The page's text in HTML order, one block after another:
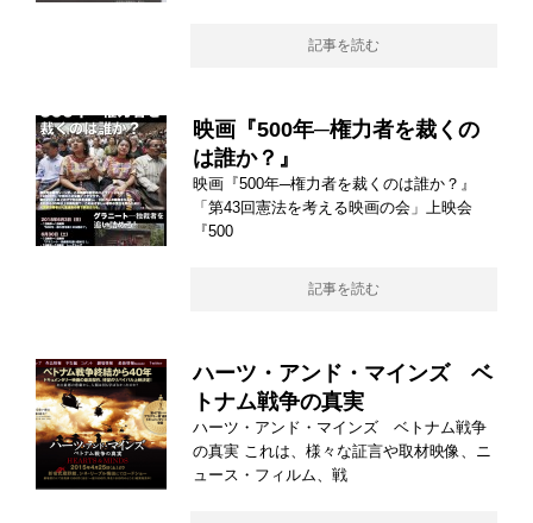
記事を読む
映画『500年─権力者を裁くの
は誰か？』
映画『500年─権力者を裁くのは誰か？』
「第43回憲法を考える映画の会」上映会
『500
記事を読む
ハーツ・アンド・マインズ ベ
トナム戦争の真実
ハーツ・アンド・マインズ ベトナム戦争
の真実 これは、様々な証言や取材映像、ニ
ュース・フィルム、戦